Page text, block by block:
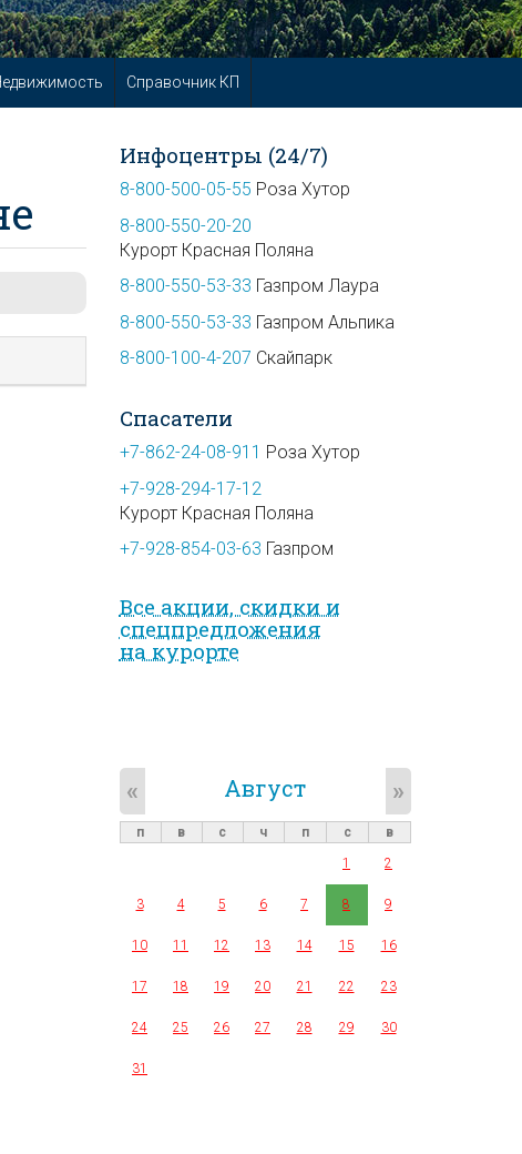
Справочник КП
Инфоцентры (24/7)
8-800-500-05-55 Роза Хутор
8-800-550-20-20
Курорт Красная Поляна
8-800-550-53-33 Газпром Лаура
8-800-550-53-33 Газпром Альпика
8-800-100-4-207 Скайпарк
Спасатели
+7-862-24-08-911 Роза Хутор
+7-928-294-17-12
Курорт Красная Поляна
+7-928-854-03-63 Газпром
Все акции, скидки и
спец­предложе­ния
на курорте
Август
« »
п в с ч п с
в
1
2
3 4 5 6 7 8 9
10 11 12 13 14 15 16
17 18 19 20 21 22 23
24 25 26 27 28 29 30
31